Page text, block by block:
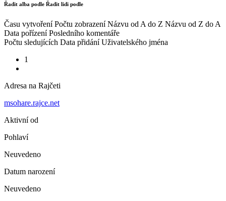
Řadit alba podle Řadit lidi podle
Času vytvoření Počtu zobrazení Názvu od A do Z Názvu od Z do A
Data pořízení Posledního komentáře
Počtu sledujících Data přidání Uživatelského jména
1
Adresa na Rajčeti
msohare.rajce.net
Aktivní od
Pohlaví
Neuvedeno
Datum narození
Neuvedeno